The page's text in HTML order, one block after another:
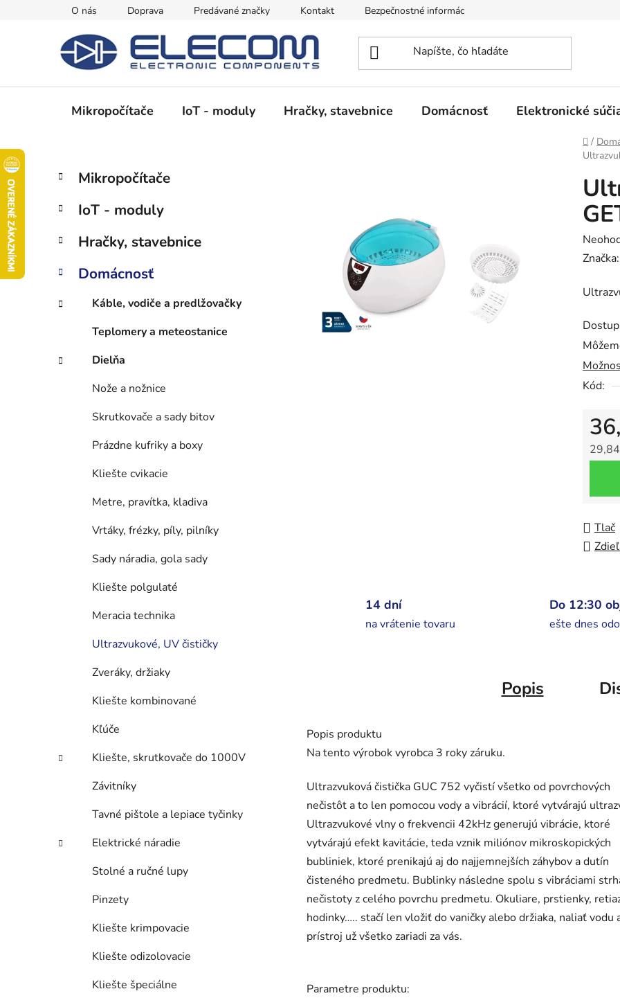
O nás Doprava Predávané značky Kontakt Bezpečnostné informácie
Mikropočítače IoT - moduly Hračky, stavebnice Domácnosť Elektronické
Domov
/
B
č
ý
a
n
e
Preskočiť
kategórie
K
a
e
ó
i
Mikropočítače
IoT - moduly
Hračky, stavebnice
Domácnosť
Káble, vodiče a predlžovačky
Teplomery a meteostanice
Dielňa
Nože a nožnice
Skrutkovače a sady bitov
Prázdne kufriky a boxy
Kliešte cvikacie
Metre, pravítka, kladiva
Vrtáky, frézky, píly, pilníky
Sady náradia, gola sady
Kliešte polgulaté
Meracia technika
Ultrazvukové, UV čističky
Zveráky, držiaky
Kliešte kombinované
Kľúče
Kliešte, skrutkovače do 1000V
Závitníky
Tavné pištole a lepiace tyčinky
Elektrické náradie
Stolné a ručné lupy
Pinzety
Kliešte krimpovacie
Kliešte odizolovacie
Kliešte špeciálne
je
z
5
Kód:
Tlač
14 dní
na vrátenie tovaru
Do 12:30
ešte dnes
Popis
Popis produktu
Na tento výrobok vyrobca 3 roky záruku.
Ultrazvuková čistička GUC 752 vyčistí všetko od povrchových
nečistôt a to len pomocou vody a vibrácií, ktoré vytvárajú
Ultrazvukové vlny o frekvencii 42kHz generujú vibrácie, ktoré
vytvárajú efekt kavitácie, teda vznik miliónov mikroskopických
bubliniek, ktoré prenikajú aj do najjemnejších záhybov a dutín
čisteného predmetu. Bublinky následne spolu s vibráciami
nečistoty z celého povrchu predmetu. Okuliare, prstienky,
hodinky….. stačí len vložiť do vaničky alebo držiaka, naliať vodu
prístroj už všetko zariadi za vás.
Parametre produktu: